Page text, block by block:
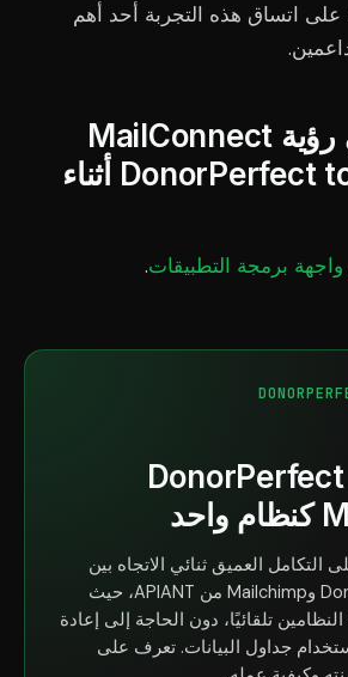
على اتساق هذه التجربة أحد أهم
هل ترغب في رؤية MailConnect
DonorPerfect to Mailchimp أثناء
برمجة التطبيقات.
قم بتشغيل DonorPerfect
التكامل العميق ثنائي الاتجاه بين
نظامي DonorPerfect وMailchimp من APIANT، حيث
تلقائيًا، دون الحاجة إلى إعادة
جداول البيانات. تعرف على